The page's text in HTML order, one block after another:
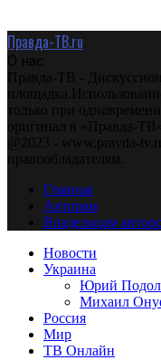
Правда-ТВ.ru
О нас
Правда-ТВ -
только при
оригинал в «Правда-ТВ»
@2023 - www.pravda-
правообладателям.
Главная
Авторам
Владельцам
Новости
Украина
Юрий
Михаил
Россия
Мир
ТВ Онлайн